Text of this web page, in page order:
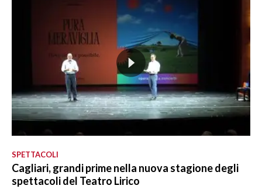
SPETTACOLI
Cagliari, grandi prime nella nuova stagione degli
spettacoli del Teatro Lirico